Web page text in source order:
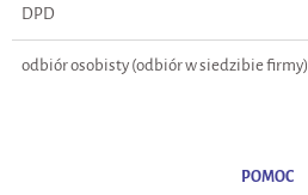
DPD
odbiór osobisty(odbiór w siedzibie firmy)
POMOC